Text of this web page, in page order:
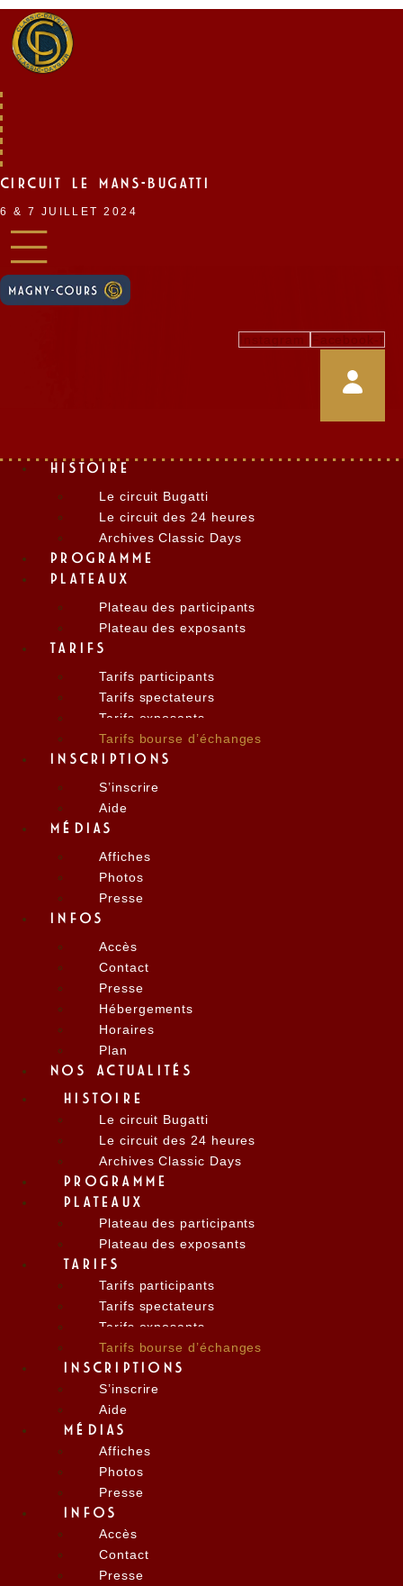
Skip
content
CIRCUIT LE MANS-BUGATTI
6 & 7 JUILLET 2024
HISTOIRE
Le circuit Bugatti
Le circuit des 24 heures
Archives Classic Days
PROGRAMME
PLATEAUX
Plateau des participants
Plateau des exposants
TARIFS
Tarifs participants
Tarifs spectateurs
Tarifs exposants
Tarifs bourse d’échanges
INSCRIPTIONS
S’inscrire
Aide
MÉDIAS
Affiches
Photos
Presse
INFOS
Accès
Contact
Presse
Hébergements
Horaires
Plan
NOS ACTUALITÉS
HISTOIRE
Le circuit Bugatti
Le circuit des 24 heures
Archives Classic Days
PROGRAMME
PLATEAUX
Plateau des participants
Plateau des exposants
TARIFS
Tarifs participants
Tarifs spectateurs
Tarifs exposants
Tarifs bourse d’échanges
INSCRIPTIONS
S’inscrire
Aide
MÉDIAS
Affiches
Photos
Presse
INFOS
Accès
Contact
Presse